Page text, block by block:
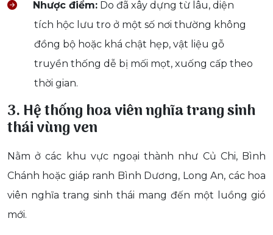
Nhược điểm: Do đã xây dựng từ lâu, diện
tích hộc lưu tro ở một số nơi thường không
đồng bộ hoặc khá chật hẹp, vật liệu gỗ
truyền thống dễ bị mối mọt, xuống cấp theo
thời gian.
3. Hệ thống hoa viên nghĩa trang sinh
thái vùng ven
Nằm ở các khu vực ngoại thành như Củ Chi, Bình
Chánh hoặc giáp ranh Bình Dương, Long An, các hoa
viên nghĩa trang sinh thái mang đến một luồng gió
mới.